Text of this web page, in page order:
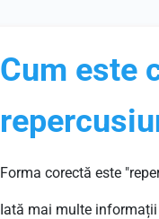
Cum este
Forma corectă este
Iată mai multe informații